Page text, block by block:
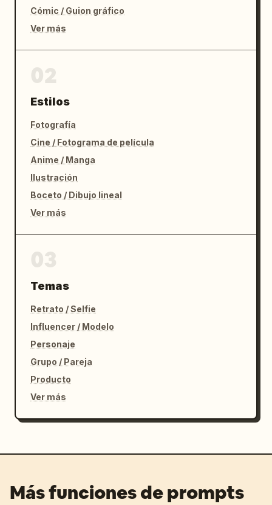
Cómic / Guion gráfico
Ver más
Estilos
Fotografía
Cine / Fotograma de película
Anime / Manga
Ilustración
Boceto / Dibujo lineal
Ver más
Temas
Retrato / Selfie
Influencer / Modelo
Personaje
Grupo / Pareja
Producto
Ver más
Más funciones de prompts